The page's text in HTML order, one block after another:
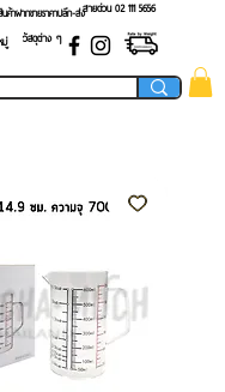
สายด่วน 02 ​111 5656
นค้าฝากขายราคาปลีก-ส่ง
วัสดุต่าง ๆ